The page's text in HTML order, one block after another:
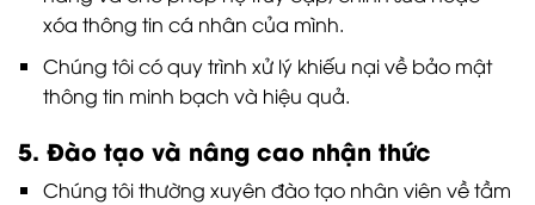
xóa thông tin cá nhân của mình.
Chúng tôi có quy trình xử lý khiếu nại về bảo mật
thông tin minh bạch và hiệu quả.
5. Đào tạo và nâng cao nhận thức
Chúng tôi thường xuyên đào tạo nhân viên về tầm